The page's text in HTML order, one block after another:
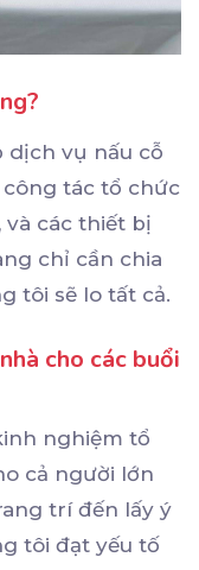
dịch vụ nấu cỗ
tác tổ chức
các thiết bị
chỉ cần chia
tôi sẽ lo tất cả.
cho các buổi
nghiệm tổ
cả người lớn
trí đến lấy ý
tôi đạt yếu tố